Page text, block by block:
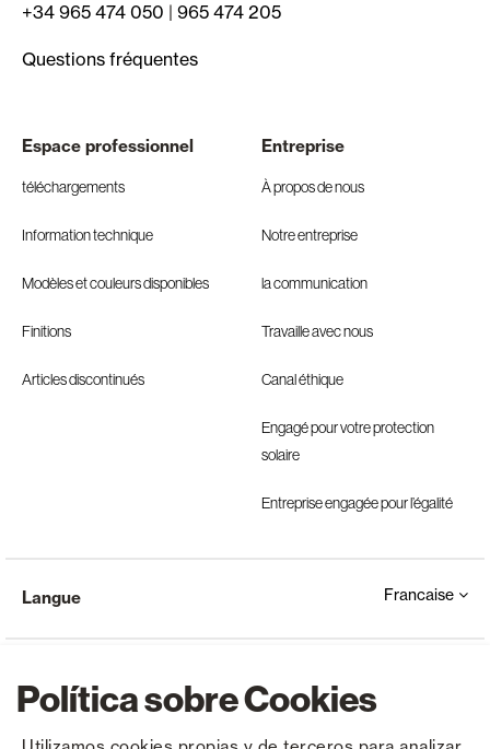
Política sobre Cookies
+34 965 474 050 | 965 474 205
Questions fréquentes
Espace professionnel
téléchargements
Information technique
Modèles et couleurs disponibles
Finitions
Articles discontinués
Entreprise
À propos de nous
Notre entreprise
la communication
Travaille avec nous
Canal éthique
Engagé pour votre protection
solaire
Entreprise engagée pour l’égalité
Langue Francaise